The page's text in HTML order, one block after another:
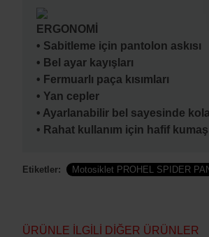
ERGONOMİ
• Sabitleme için pantolon askısı
• Bel ayar kayışları
• Fermuarlı paça kısımları
• Yan cepler
• Ayarlanabilir bel sayesinde
• Rahat kullanım için hafif kumaş
Etiketler: Motosiklet PROHEL SPIDER
ÜRÜNLE İLGILI DIĞER ÜRÜNLER